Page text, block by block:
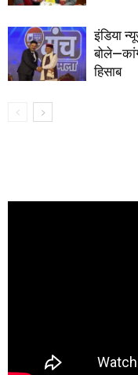
इंडिया
हिसाब